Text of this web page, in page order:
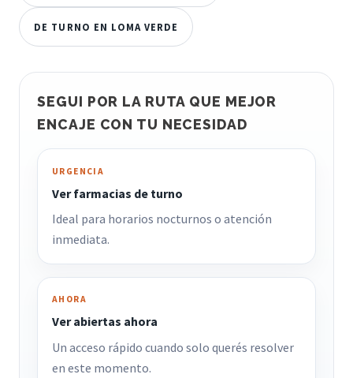
DE TURNO EN LOMA VERDE
SEGUI POR LA RUTA QUE MEJOR
ENCAJE CON TU NECESIDAD
URGENCIA
Ver farmacias de turno
Ideal para horarios nocturnos o atención
inmediata.
AHORA
Ver abiertas ahora
Un acceso rápido cuando solo querés resolver
en este momento.